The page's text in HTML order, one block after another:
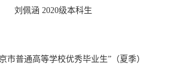
刘佩涵 2020级本科生
市普通高等学校优秀毕业生”（夏季）